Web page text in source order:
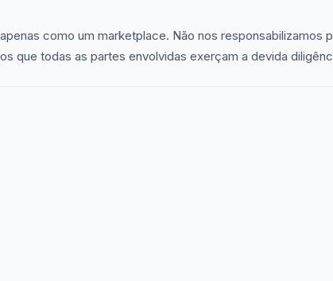
como um marketplace. Não nos
que todas as partes envolvidas exerçam a devida